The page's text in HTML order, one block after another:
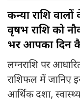
कन्या राशि
वृषभ राशि को
भर आपका दिन
लग्नराशि पर
राशिफल में जानिए
आर्थिक दशा,